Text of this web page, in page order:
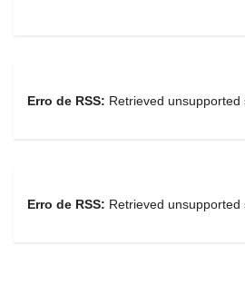
Erro de RSS: Retrieved
Erro de RSS: Retrieved